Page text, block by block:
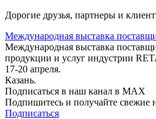
Дорогие друзья, партнеры и
Международная выставка
Международная выставка
продукции и услуг индустрии
17-20 апреля.
Казань.
Подписаться в наш канал в MAX
Подпишитесь и получайте свежие
Подписаться